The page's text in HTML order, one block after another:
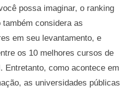
possa imaginar, o ranking
considera as
em seu levantamento, e
os 10 melhores cursos de
Entretanto, como acontece em
as universidades públicas